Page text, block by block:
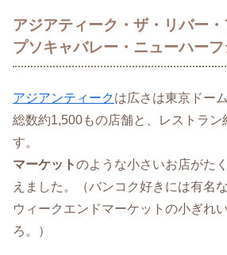
アジアティーク・ザ・リバー
プソキャバレー・ニューハーフ
アジアンティークは広さは東京ドー
総数約1,500もの店舗と、レストラン
す。
マーケットのような小さいお店がた
えました。（バンコク好きには有名
ウィークエンドマーケットの小ぎれ
ろ。）